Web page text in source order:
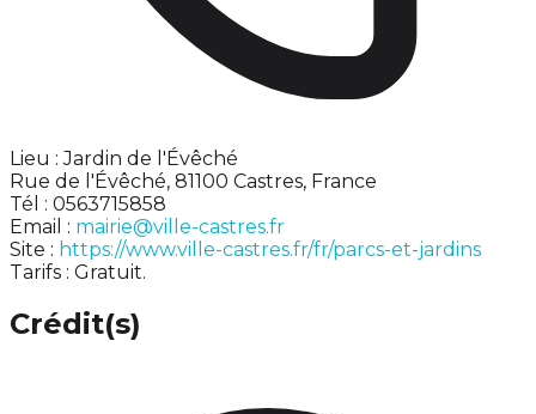
Lieu : Jardin de l'Évêché
Rue de l'Évêché, 81100 Castres, France
Tél : 0563715858
Email : mairie@ville-castres.fr
Site : https://www.ville-castres.fr/fr/parcs-et-jardins
Tarifs : Gratuit.
Crédit(s)